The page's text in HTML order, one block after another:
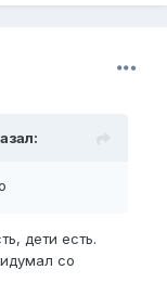
дети есть.
со